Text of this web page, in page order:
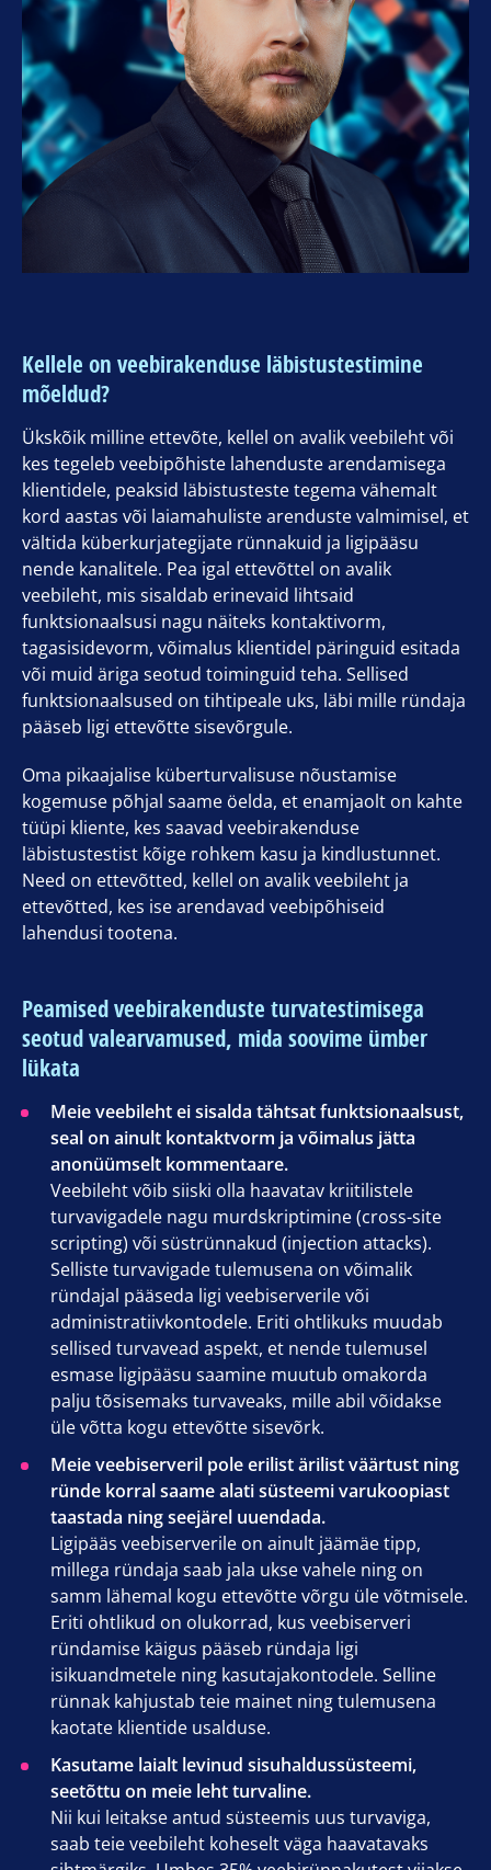
Kellele on veebirakenduse läbistustestimine
mõeldud?
Ükskõik milline ettevõte, kellel on avalik veebileht või
kes tegeleb veebipõhiste lahenduste arendamisega
klientidele, peaksid läbistusteste tegema vähemalt
kord aastas või laiamahuliste arenduste valmimisel, et
vältida küberkurjategijate rünnakuid ja ligipääsu
nende kanalitele. Pea igal ettevõttel on avalik
veebileht, mis sisaldab erinevaid lihtsaid
funktsionaalsusi nagu näiteks kontaktivorm,
tagasisidevorm, võimalus klientidel päringuid esitada
või muid äriga seotud toiminguid teha. Sellised
funktsionaalsused on tihtipeale uks, läbi mille ründaja
pääseb ligi ettevõtte sisevõrgule.
Oma pikaajalise küberturvalisuse nõustamise
kogemuse põhjal saame öelda, et enamjaolt on kahte
tüüpi kliente, kes saavad veebirakenduse
läbistustestist kõige rohkem kasu ja kindlustunnet.
Need on ettevõtted, kellel on avalik veebileht ja
ettevõtted, kes ise arendavad veebipõhiseid
lahendusi tootena.
Peamised veebirakenduste turvatestimisega
seotud valearvamused, mida soovime ümber
lükata
Meie veebileht ei sisalda tähtsat funktsionaalsust,
seal on ainult kontaktvorm ja võimalus jätta
anonüümselt kommentaare.
Veebileht võib siiski olla haavatav kriitilistele
turvavigadele nagu murdskriptimine (cross-site
scripting) või süstrünnakud (injection attacks).
Selliste turvavigade tulemusena on võimalik
ründajal pääseda ligi veebiserverile või
administratiivkontodele. Eriti ohtlikuks muudab
sellised turvavead aspekt, et nende tulemusel
esmase ligipääsu saamine muutub omakorda
palju tõsisemaks turvaveaks, mille abil võidakse
üle võtta kogu ettevõtte sisevõrk.
Meie veebiserveril pole erilist ärilist väärtust ning
ründe korral saame alati süsteemi varukoopiast
taastada ning seejärel uuendada.
Ligipääs veebiserverile on ainult jäämäe tipp,
millega ründaja saab jala ukse vahele ning on
samm lähemal kogu ettevõtte võrgu üle võtmisele.
Eriti ohtlikud on olukorrad, kus veebiserveri
ründamise käigus pääseb ründaja ligi
isikuandmetele ning kasutajakontodele. Selline
rünnak kahjustab teie mainet ning tulemusena
kaotate klientide usalduse.
Kasutame laialt levinud sisuhaldussüsteemi,
seetõttu on meie leht turvaline.
Nii kui leitakse antud süsteemis uus turvaviga,
saab teie veebileht koheselt väga haavatavaks